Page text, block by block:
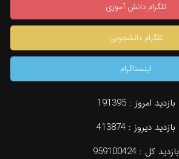
تلگرام دانش آموزی
تلگرام دانشجویی
اینستاگرام
بازدید امروز :191395
بازدید دیروز : 413874
بازدید کل : 959100424